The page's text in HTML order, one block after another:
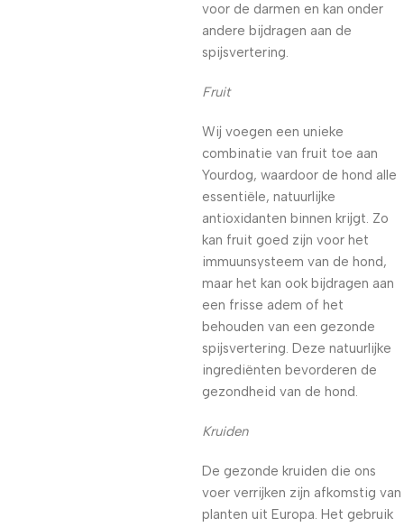
voor de darmen en kan onder
andere bijdragen aan de
spijsvertering.
Fruit
Wij voegen een unieke
combinatie van fruit toe aan
Yourdog, waardoor de hond alle
essentiële, natuurlijke
antioxidanten binnen krijgt. Zo
kan fruit goed zijn voor het
immuunsysteem van de hond,
maar het kan ook bijdragen aan
een frisse adem of het
behouden van een gezonde
spijsvertering. Deze natuurlijke
ingrediënten bevorderen de
gezondheid van de hond.
Kruiden
De gezonde kruiden die ons
voer verrijken zijn afkomstig van
planten uit Europa. Het gebruik